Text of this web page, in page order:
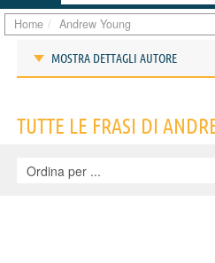
Home Andrew Young
MOSTRA DETTAGLI AUTORE
TUTTE LE FRASI DI